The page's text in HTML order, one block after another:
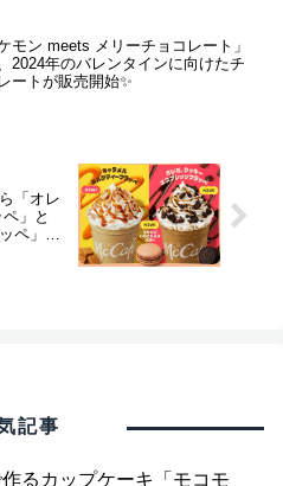
ケモン meets メリーチョコレート」
2024年のバレンタインに向けたチ
ートが販売開始✨
「オレ
」と
ペ」が
記事
るカップケーキ「モコモ